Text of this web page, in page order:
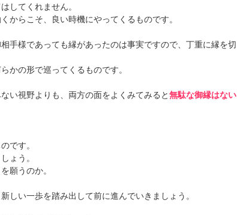
してくれません。
からこそ、良い時機にやってくるものです。
手様であっても縁があったのは事実ですので、丁重に縁を切
かの形で巡ってくるものです。
い視野よりも、両方の面をよくみてみると無駄な御縁はない
です。
ょう。
願うのか。
しい一歩を踏み出して前に進んでいきましょう。